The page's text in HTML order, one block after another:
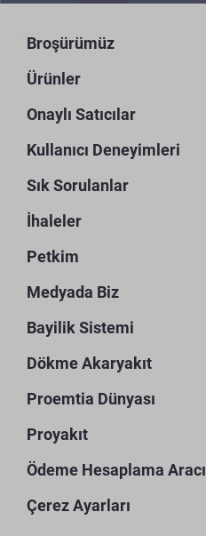
Broşürümüz
Ürünler
Onaylı Satıcılar
Kullanıcı Deneyimleri
Sık Sorulanlar
İhaleler
Petkim
Medyada Biz
Bayilik Sistemi
Dökme Akaryakıt
Proemtia Dünyası
Proyakıt
Ödeme Hesaplama Aracı
Çerez Ayarları